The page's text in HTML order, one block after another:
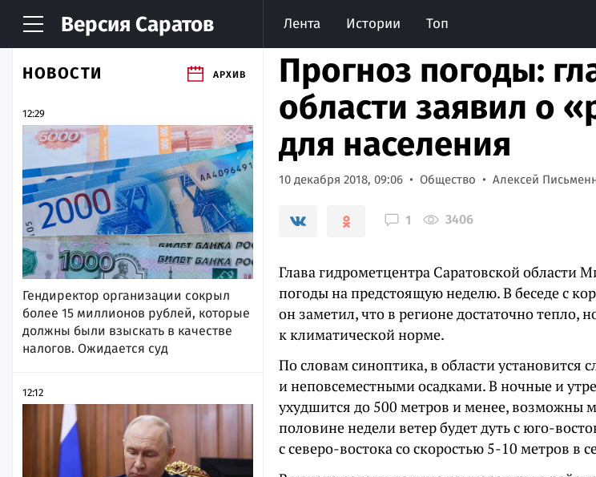
Версия Саратов Лента Истории Топ
НОВОСТИ АРХИВ
12:29
Гендиректор организации сокрыл
более 15 миллионов рублей, которые
должны были взыскать в качестве
налогов. Ожидается суд
12:12
Прогноз погоды:
области заявил о
для населения
10 декабря 2018, 09:06 Общество Алексей
1 3406
Глава гидрометцентра Саратовской области
погоды на предстоящую неделю. В беседе с
он заметил, что в регионе достаточно тепло,
к климатической норме.
По словам синоптика, в области установится
и неповсеместными осадками. В ночные и
ухудшится до 500 метров и менее, возможны
половине недели ветер будет дуть с юго-
с северо-востока со скоростью 5-10 метров в